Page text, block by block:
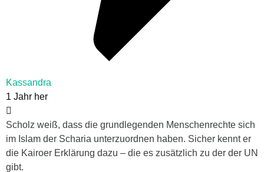
Kassandra
1 Jahr her
Scholz weiß, dass die grundlegenden Menschenrechte sich
im Islam der Scharia unterzuordnen haben. Sicher kennt er
die Kairoer Erklärung dazu – die es zusätzlich zu der der UN
gibt.